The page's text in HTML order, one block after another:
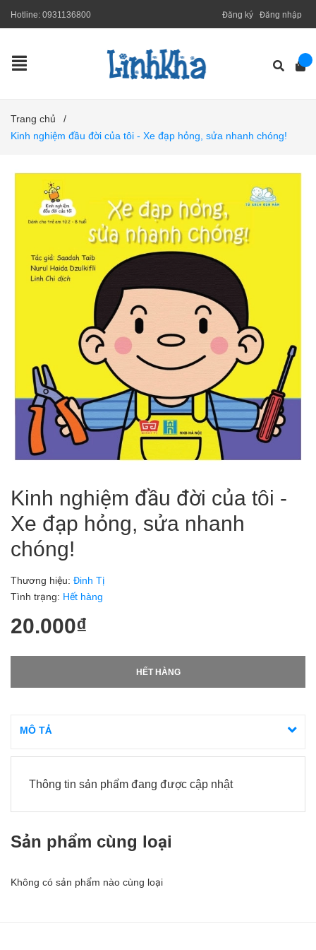
Hotline: 0931136800 Đăng ký Đăng nhập
Trang chủ
/
Kinh nghiệm đầu đời của tôi - Xe đạp hỏng, sửa nhanh chóng!
Kinh nghiệm đầu đời của tôi -
Xe đạp hỏng, sửa nhanh
chóng!
Thương hiệu: Đinh Tị
Tình trạng: Hết hàng
20.000₫
HẾT HÀNG
MÔ TẢ
Thông tin sản phẩm đang được cập nhật
Sản phẩm cùng loại
Không có sản phẩm nào cùng loại